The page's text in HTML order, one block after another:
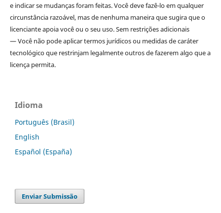
e indicar se mudanças foram feitas. Você deve fazê-lo em qualquer
circunstância razoável, mas de nenhuma maneira que sugira que o
licenciante apoia você ou o seu uso. Sem restrições adicionais
— Você não pode aplicar termos jurídicos ou medidas de caráter
tecnológico que restrinjam legalmente outros de fazerem algo que a
licença permita.
Idioma
Português (Brasil)
English
Español (España)
Enviar Submissão